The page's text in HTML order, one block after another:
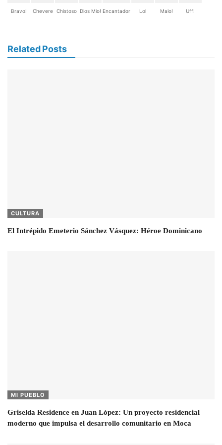
Bravo! Chevere Chistoso Dios Mio! Encantador Lol Malo! Uff!
Related Posts
CULTURA
El Intrépido Emeterio Sánchez Vásquez: Héroe Dominicano
MI PUEBLO
Griselda Residence en Juan López: Un proyecto residencial
moderno que impulsa el desarrollo comunitario en Moca